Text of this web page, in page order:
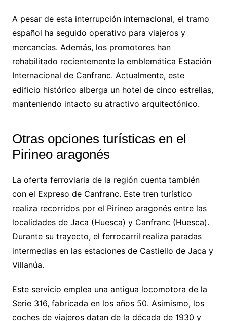
A pesar de esta interrupción internacional, el tramo
español ha seguido operativo para viajeros y
mercancías. Además, los promotores han
rehabilitado recientemente la emblemática Estación
Internacional de Canfranc. Actualmente, este
edificio histórico alberga un hotel de cinco estrellas,
manteniendo intacto su atractivo arquitectónico.
Otras opciones turísticas en el
Pirineo aragonés
La oferta ferroviaria de la región cuenta también
con el Expreso de Canfranc. Este tren turístico
realiza recorridos por el Pirineo aragonés entre las
localidades de Jaca (Huesca) y Canfranc (Huesca).
Durante su trayecto, el ferrocarril realiza paradas
intermedias en las estaciones de Castiello de Jaca y
Villanúa.
Este servicio emplea una antigua locomotora de la
Serie 316, fabricada en los años 50. Asimismo, los
coches de viajeros datan de la década de 1930 y